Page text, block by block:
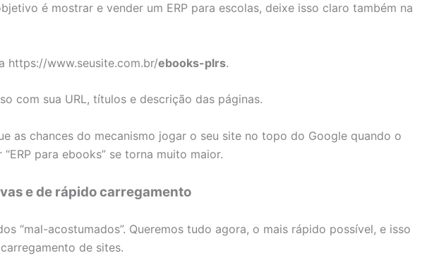
é mostrar e vender um ERP para escolas, deixe isso claro também na
https://www.seusite.com.br/ebooks-plrs.
com sua URL, títulos e descrição das páginas.
as chances do mecanismo jogar o seu site no topo do Google quando o
para ebooks” se torna muito maior.
e de rápido carregamento
“mal-acostumados”. Queremos tudo agora, o mais rápido possível, e isso
de sites.